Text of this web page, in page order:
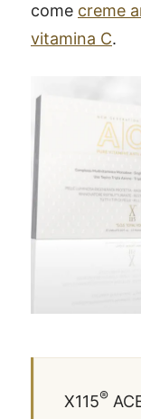
come creme
vitamina C.
X115®